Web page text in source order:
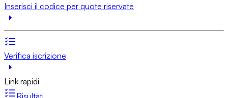
Inserisci il codice per quote riservate
Verifica iscrizione
Link rapidi
Risultati